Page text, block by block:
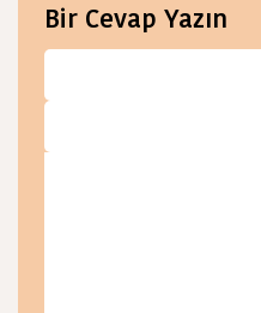
Bir Cevap Yazın